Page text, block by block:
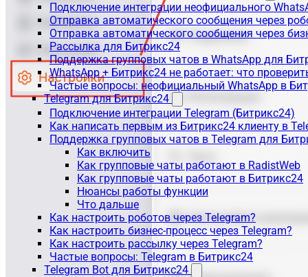
Подключение интеграции неофициального
Отправка автоматического сообщения через
Отправка автоматического сообщения через
Рассылка для Битрикс24
Поддержка групповых чатов в WhatsApp для
WhatsApp + Битрикс24 не работает: что
Частые вопросы: неофициальный WhatsApp в
Telegram для Битрикс24
Подключение интеграции Telegram (Битрикс24)
Как написать первым из Битрикс24 клиенту в
Поддержка групповых чатов в Telegram для
Как включить
Как групповые чаты работают в RadistWeb
Как групповые чаты работают в Битрикс24
Нюансы работы функции
Что дальше
Как настроить роботов через Telegram?
Как настроить бизнес-процесс через Telegram?
Как настроить рассылку через Telegram?
Частые вопросы: Telegram в Битрикс24
Telegram Bot для Битрикс24